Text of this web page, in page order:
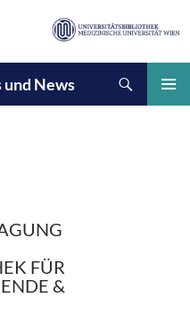
und News
FÜR
&